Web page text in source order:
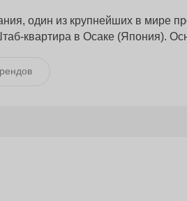
один из крупнейших в мире
квартира в Осаке (Япония).